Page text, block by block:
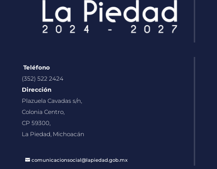
Teléfono
(352) 522 2424
Dirección
Plazuela Cavadas s/n,
Colonia Centro,
CP 59300,
La Piedad, Michoacán
comunicacionsocial@lapiedad.gob.mx